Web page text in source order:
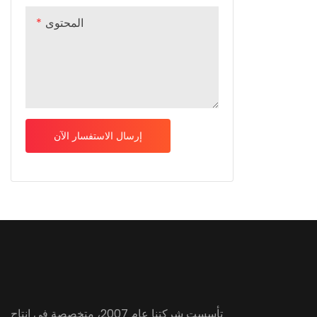
المحتوى
إرسال الاستفسار الآن
تأسست شركتنا عام 2007، متخصصة في إنتاج